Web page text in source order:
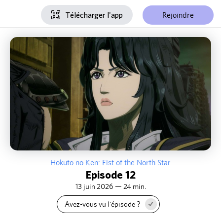
Télécharger l'app Rejoindre
Hokuto no Ken: Fist of the North Star
Episode 12
13 juin 2026 — 24 min.
Avez-vous vu l'épisode ?